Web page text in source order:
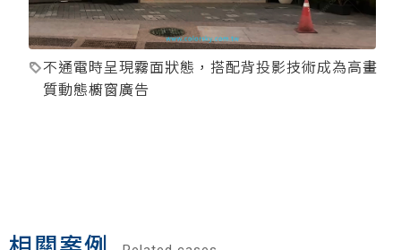
不通電時呈現霧面狀態，搭配背投影技術成為高畫
質動態櫥窗廣告